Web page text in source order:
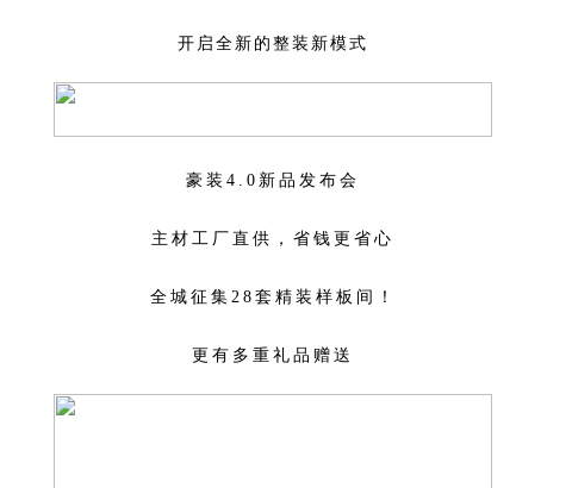
开启全新的整装新模式
豪装4.0新品发布会
主材工厂直供，省钱更省心
全城征集28套精装样板间！
更有多重礼品赠送